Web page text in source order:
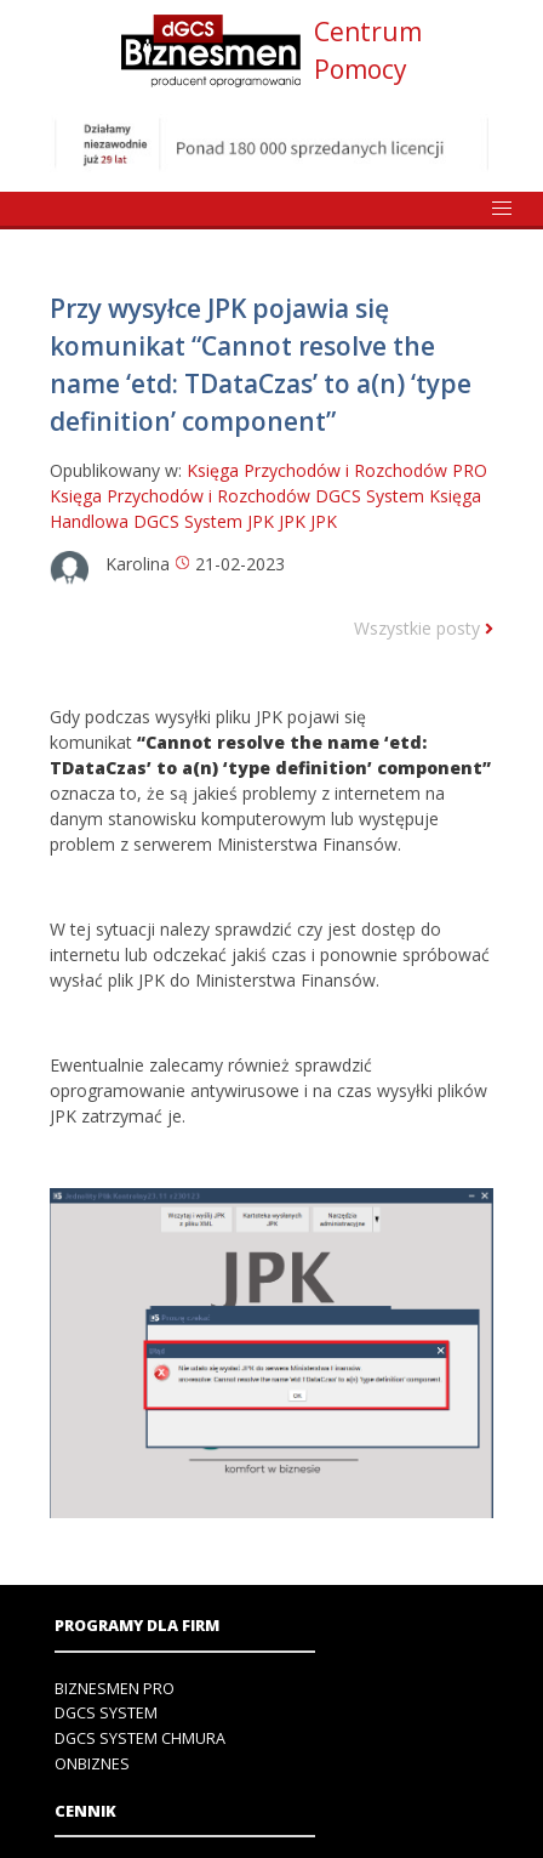
Centrum
Pomocy
Przy wysyłce JPK pojawia się
komunikat “Cannot resolve the
name ‘etd: TDataCzas’ to a(n) ‘type
definition’ component”
Opublikowany w: Księga Przychodów i Rozchodów PRO
Księga Przychodów i Rozchodów DGCS System Księga
Handlowa DGCS System JPK JPK JPK
Karolina
21-02-2023
Wszystkie posty
Gdy podczas wysyłki pliku JPK pojawi się
komunikat “Cannot resolve the name ‘etd:
TDataCzas’ to a(n) ‘type definition’ component”
oznacza to, że są jakieś problemy z internetem na
danym stanowisku komputerowym lub występuje
problem z serwerem Ministerstwa Finansów.
W tej sytuacji nalezy sprawdzić czy jest dostęp do
internetu lub odczekać jakiś czas i ponownie spróbować
wysłać plik JPK do Ministerstwa Finansów.
Ewentualnie zalecamy również sprawdzić
oprogramowanie antywirusowe i na czas wysyłki plików
JPK zatrzymać je.
PROGRAMY DLA FIRM
BIZNESMEN PRO
DGCS SYSTEM
DGCS SYSTEM CHMURA
ONBIZNES
CENNIK